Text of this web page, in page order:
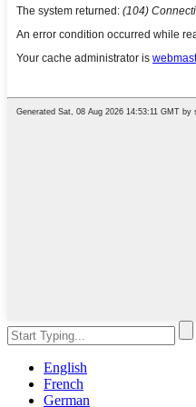
English
French
German